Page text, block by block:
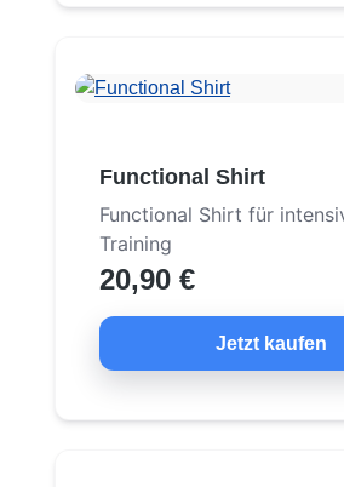
Functional Shirt
Functional Shirt für
Training
20,90 €
Jetzt kaufen